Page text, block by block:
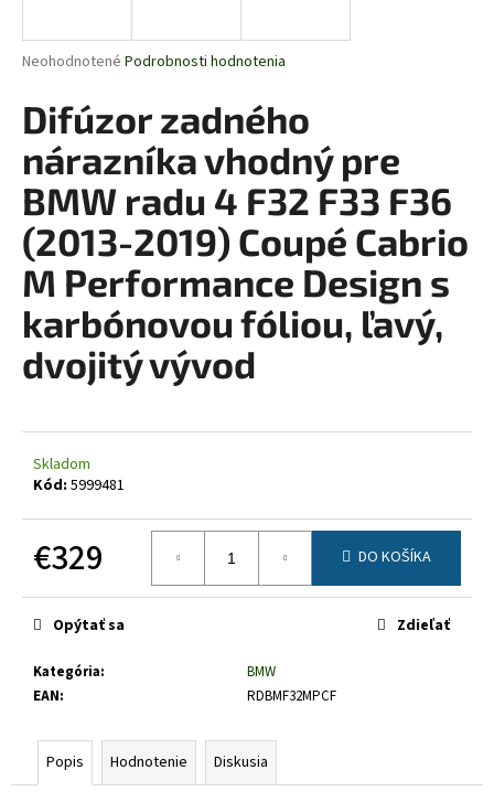
Priemerné
produktu
je
5
hviezdičiek.
Neohodnotené Podrobnosti hodnotenia
Difúzor zadného
nárazníka vhodný pre
BMW radu 4 F32 F33 F36
(2013-2019) Coupé Cabrio
M Performance Design s
karbónovou fóliou, ľavý,
dvojitý vývod
Skladom
Kód: 5999481
€329
cena:
DO KOŠÍKA
Kategória:
BMW
EAN: RDBMF32MPCF
Opýtať sa Zdieľať
Popis Hodnotenie Diskusia
j
ť
?
HĽADAŤ
O
d
o
ú
a
m